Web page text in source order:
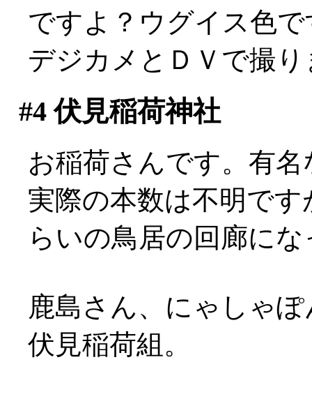
ですよ？ウグイス色
デジカメとＤＶで撮
#4伏見稲荷神社
お稲荷さんです。有
実際の本数は不明で
らいの鳥居の回廊に
鹿島さん、にゃしゃ
伏見稲荷組。